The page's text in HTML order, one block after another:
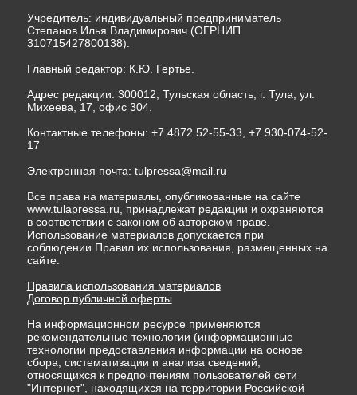
Учредитель: индивидуальный предприниматель
Степанов Илья Владимирович (ОГРНИП
310715427800138).
Главный редактор: К.Ю. Гертье.
Адрес редакции: 300012, Тульская область, г. Тула, ул.
Михеева, 17, офис 304.
Контактные телефоны: +7 4872 52-55-33, +7 930-074-52-
17
Электронная почта: tulpressa@mail.ru
Все права на материалы, опубликованные на сайте
www.tulapressa.ru, принадлежат редакции и охраняются
в соответствии с законом об авторском праве.
Использование материалов допускается при
соблюдении Правил их использования, размещенных на
сайте.
Правила использования материалов
Договор публичной оферты
На информационном ресурсе применяются
рекомендательные технологии (информационные
технологии предоставления информации на основе
сбора, систематизации и анализа сведений,
относящихся к предпочтениям пользователей сети
"Интернет", находящихся на территории Российской